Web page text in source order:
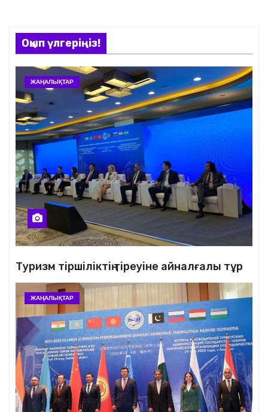
Оқып үлгеріңіз!
ЖАҢАЛЫҚТАР
Туризм тіршіліктің тіреуіне айналғалы тұр
ЖАҢАЛЫҚТАР